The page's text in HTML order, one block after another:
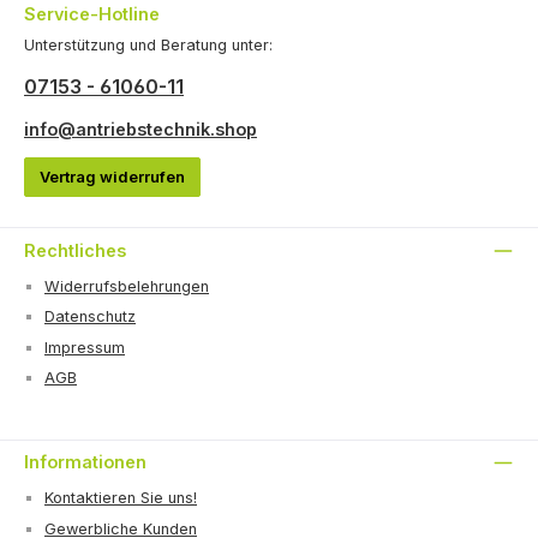
Service-Hotline
Unterstützung und Beratung unter:
07153 - 61060-11
info@antriebstechnik.shop
Vertrag widerrufen
Rechtliches
Widerrufsbelehrungen
Datenschutz
Impressum
AGB
Informationen
Kontaktieren Sie uns!
Gewerbliche Kunden